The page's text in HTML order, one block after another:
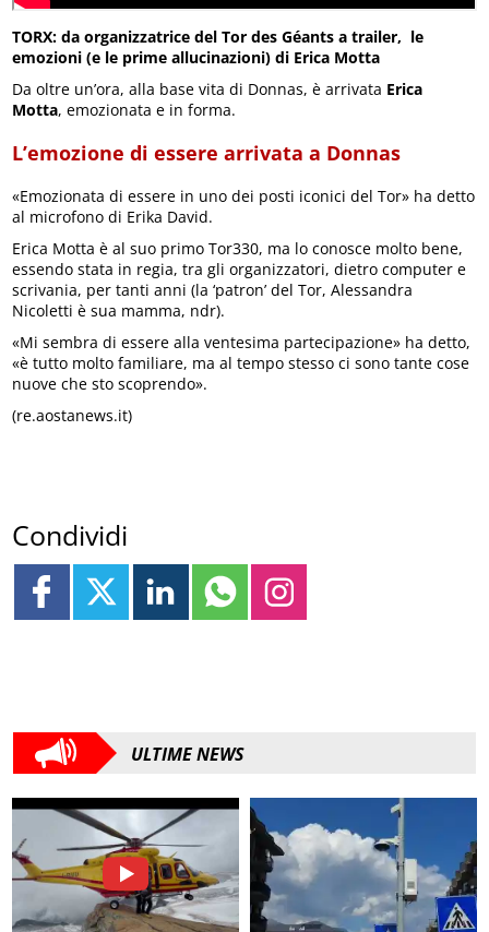
TORX: da organizzatrice del Tor des Géants a trailer, le
emozioni (e le prime allucinazioni) di Erica Motta
Da oltre un’ora, alla base vita di Donnas, è arrivata Erica
Motta, emozionata e in forma.
L’emozione di essere arrivata a Donnas
«Emozionata di essere in uno dei posti iconici del Tor» ha detto
al microfono di Erika David.
Erica Motta è al suo primo Tor330, ma lo conosce molto bene,
essendo stata in regia, tra gli organizzatori, dietro computer e
scrivania, per tanti anni (la ‘patron’ del Tor, Alessandra
Nicoletti è sua mamma, ndr).
«Mi sembra di essere alla ventesima partecipazione» ha detto,
«è tutto molto familiare, ma al tempo stesso ci sono tante cose
nuove che sto scoprendo».
(re.aostanews.it)
Condividi
ULTIME NEWS